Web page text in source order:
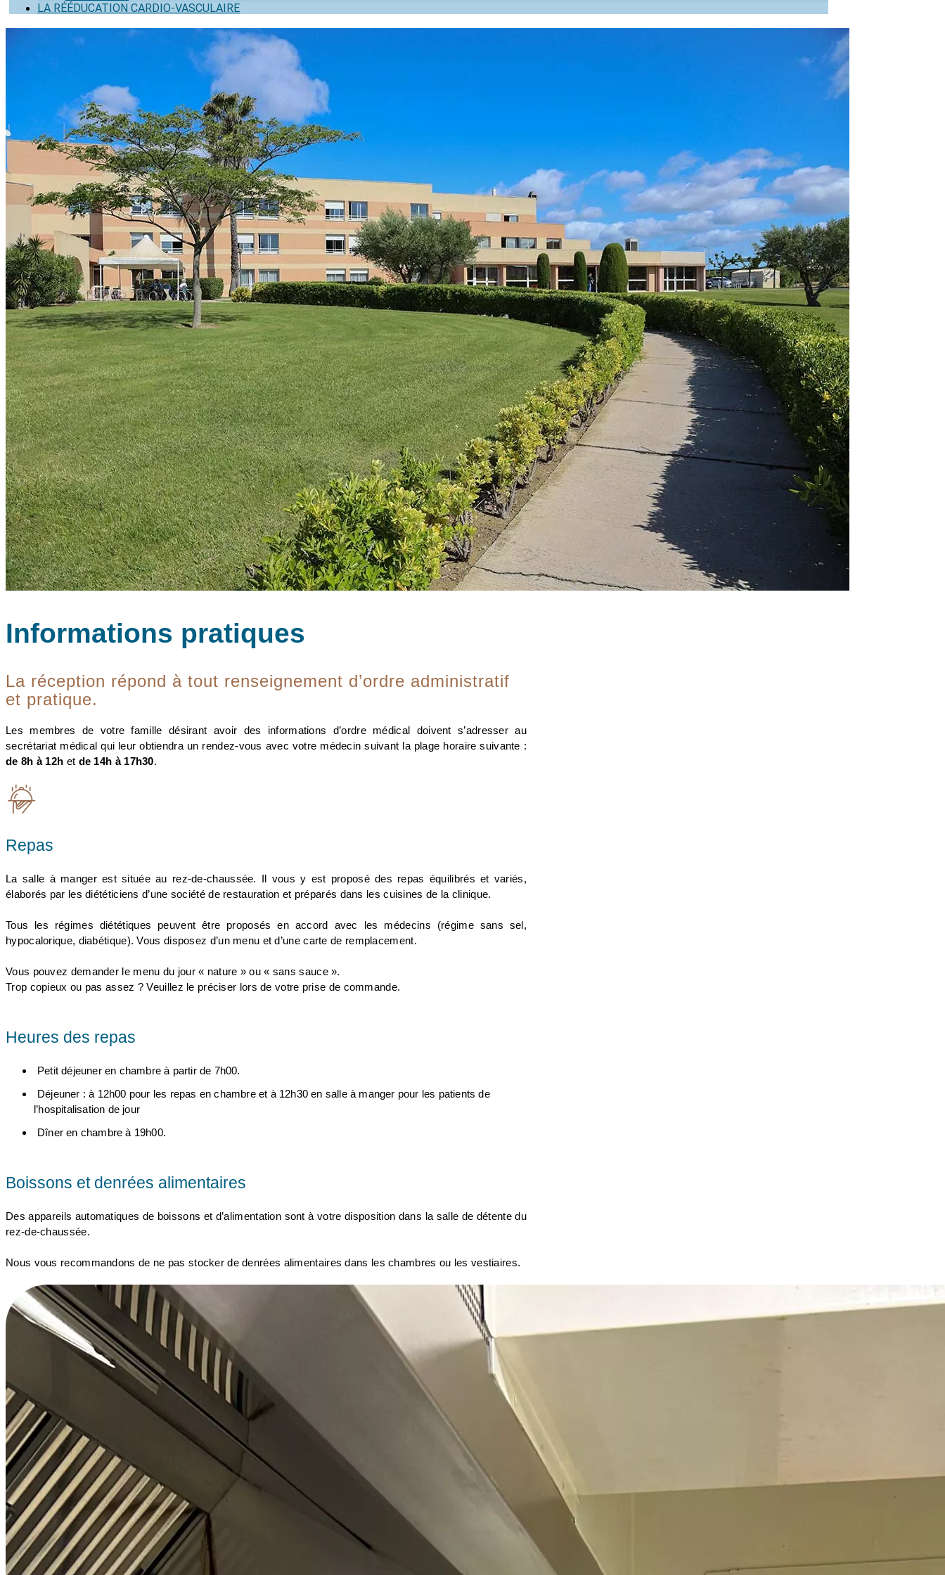
LA RÉÉDUCATION CARDIO-VASCULAIRE
Informations pratiques
La réception répond à tout renseignement d’ordre administratif
et pratique.
Les membres de votre famille désirant avoir des informations d’ordre médical doivent s’adresser au
secrétariat médical qui leur obtiendra un rendez-vous avec votre médecin suivant la plage horaire suivante :
de 8h à 12h et de 14h à 17h30.
Repas
La salle à manger est située au rez-de-chaussée. Il vous y est proposé des repas équilibrés et variés,
élaborés par les diététiciens d’une société de restauration et préparés dans les cuisines de la clinique.
Tous les régimes diététiques peuvent être proposés en accord avec les médecins (régime sans sel,
hypocalorique, diabétique). Vous disposez d’un menu et d’une carte de remplacement.
Vous pouvez demander le menu du jour « nature » ou « sans sauce ».
Trop copieux ou pas assez ? Veuillez le préciser lors de votre prise de commande.
Heures des repas
Petit déjeuner en chambre à partir de 7h00.
Déjeuner : à 12h00 pour les repas en chambre et à 12h30 en salle à manger pour les patients de
l’hospitalisation de jour
Dîner en chambre à 19h00.
Boissons et denrées alimentaires
Des appareils automatiques de boissons et d’alimentation sont à votre disposition dans la salle de détente du
rez-de-chaussée.
Nous vous recommandons de ne pas stocker de denrées alimentaires dans les chambres ou les vestiaires.